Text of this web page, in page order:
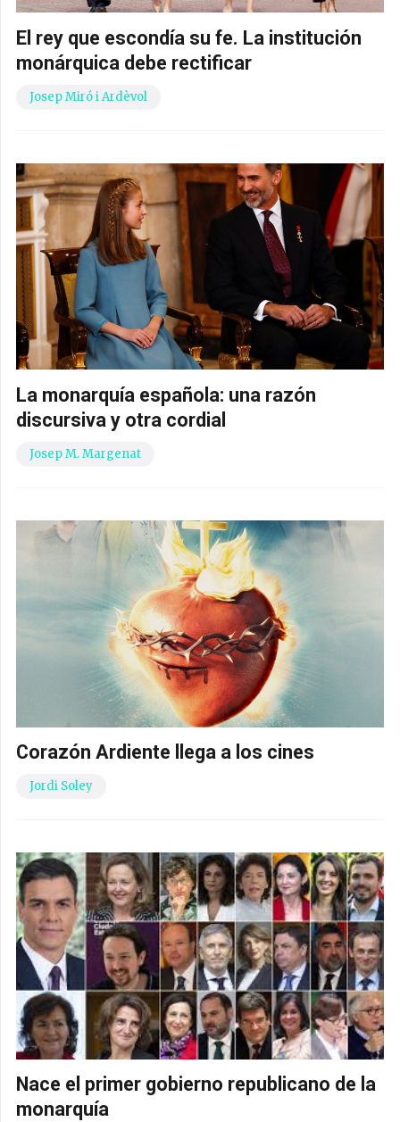
El rey que escondía su fe. La institución
monárquica debe rectificar
Josep Miró i Ardèvol
La monarquía española: una razón
discursiva y otra cordial
Josep M. Margenat
Corazón Ardiente llega a los cines
Jordi Soley
Nace el primer gobierno republicano de la
monarquía